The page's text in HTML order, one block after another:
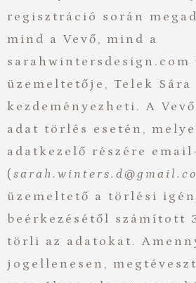
regisztráció során
mind a Vevő, mind a
sarahwintersdesign.com
üzemeltetője, Telek Sára
kezdeményezheti. A
adat törlés esetén,
adatkezelő részére
(
üzemeltető a törlési
beérkezésétől számított
törli az adatokat.
jogellenesen,